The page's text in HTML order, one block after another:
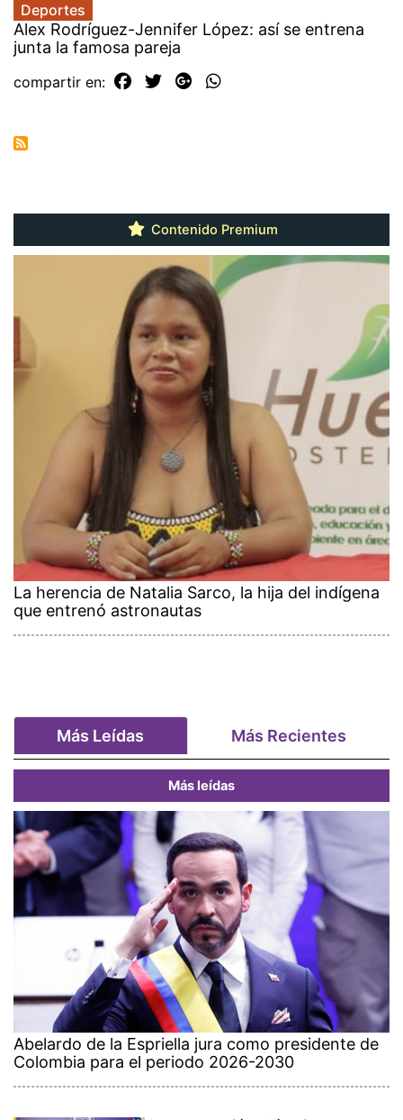
Deportes
Alex Rodríguez-Jennifer López: así se entrena
junta la famosa pareja
compartir en:
Contenido Premium
La herencia de Natalia Sarco, la hija del indígena
que entrenó astronautas
Más Leídas Más Recientes
Más leídas
Abelardo de la Espriella jura como presidente de
Colombia para el periodo 2026-2030